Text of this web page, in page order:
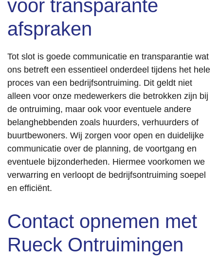
voor transparante
afspraken
Tot slot is goede communicatie en transparantie wat
ons betreft een essentieel onderdeel tijdens het hele
proces van een bedrijfsontruiming. Dit geldt niet
alleen voor onze medewerkers die betrokken zijn bij
de ontruiming, maar ook voor eventuele andere
belanghebbenden zoals huurders, verhuurders of
buurtbewoners. Wij zorgen voor open en duidelijke
communicatie over de planning, de voortgang en
eventuele bijzonderheden. Hiermee voorkomen we
verwarring en verloopt de bedrijfsontruiming soepel
en efficiënt.
Contact opnemen met
Rueck Ontruimingen